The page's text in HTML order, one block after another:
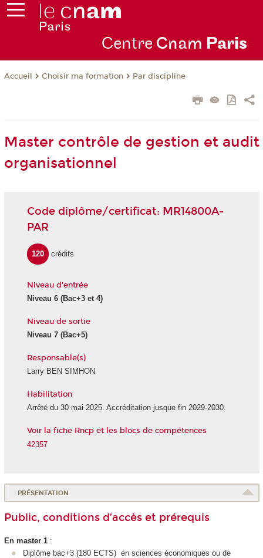
Centre Cnam Paris
Accueil Choisir ma formation Par discipline
Master contrôle de gestion et audit
organisationnel
Code diplôme/certificat: MR14800A-
PAR
120 crédits
Niveau d'entrée
Niveau 6(Bac+3 et 4)
Niveau de sortie
Niveau 7(Bac+5)
Responsable(s)
Larry BEN SIMHON
Habilitation
Arrêté du 30 mai 2025. Accréditation jusque fin 2029-2030.
Voir la fiche Rncp et les blocs de compétences
42357
PRÉSENTATION
Public, conditions d’accès et prérequis
En master 1:
Diplôme bac+3 (180 ECTS) en sciences économiques ou de